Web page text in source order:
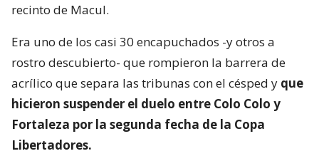
recinto de Macul.
Era uno de los casi 30 encapuchados -y otros a
rostro descubierto- que rompieron la barrera de
acrílico que separa las tribunas con el césped y que
hicieron suspender el duelo entre Colo Colo y
Fortaleza por la segunda fecha de la Copa
Libertadores.